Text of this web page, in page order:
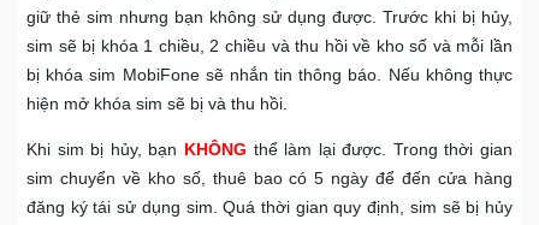
giữ thẻ sim nhưng bạn không sử dụng được. Trước khi bị hủy,
sim sẽ bị khóa 1 chiều, 2 chiều và thu hồi về kho số và mỗi lần
bị khóa sim MobiFone sẽ nhắn tin thông báo. Nếu không thực
hiện mở khóa sim sẽ bị và thu hồi.
Khi sim bị hủy, bạn KHÔNG thể làm lại được. Trong thời gian
sim chuyển về kho số, thuê bao có 5 ngày để đến cửa hàng
đăng ký tái sử dụng sim. Quá thời gian quy định, sim sẽ bị hủy